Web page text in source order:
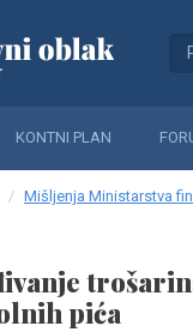
KONTNI PLAN
Mišljenja Ministarstva
pića